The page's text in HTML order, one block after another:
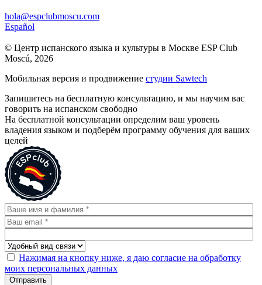
hola@espclubmoscu.com
Español
© Центр испанского языка и культуры в Москве ESP Club
Moscú, 2026
Мобильная версия и продвижение студии Sawtech
Запишитесь на бесплатную консультацию, и мы научим вас
говорить на испанском свободно
На бесплатной консультации определим ваш уровень
владения языком и подберём программу обучения для ваших
целей
Нажимая на кнопку ниже, я даю согласие на обработку
моих персональных данных
Отправить